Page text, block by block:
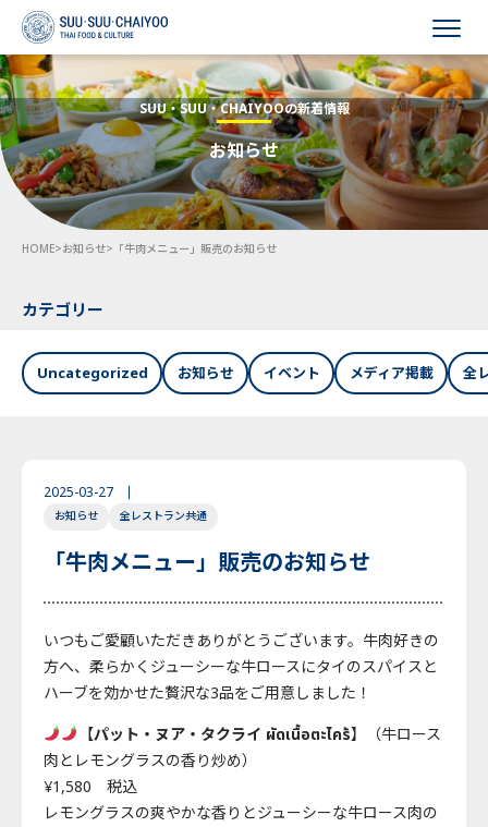
HOME
会社概要
事業内容
採用情報
お知らせ
お問い合わせ
English Japanese
SUU・SUU・CHAIYOOの新着情報
お知らせ
HOME>お知らせ> 「牛肉メニュー」販売のお知らせ
カテゴリー
Uncategorized お知らせ イベント メディア掲載 全
2025-03-27
お知らせ 全レストラン共通
「牛肉メニュー」販売のお知らせ
いつもご愛顧いただきありがとうございます。牛肉好きの
方へ、柔らかくジューシーな牛ロースにタイのスパイスと
ハーブを効かせた贅沢な3品をご用意しました！
【パット・ヌア・タクライ ผัดเนื้อตะไคร้】（牛ロース
肉とレモングラスの香り炒め）
¥1,580 税込
レモングラスの爽やかな香りとジューシーな牛ロース肉の